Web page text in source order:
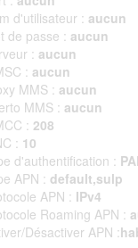
d'utilisateur : aucun
de passe : aucun
: aucun
: aucun
MMS : aucun
MMS : aucun
: 208
: 10
d'authentification :
APN : default,sulp
APN : IPv4
Roaming APN :
Désactiver APN :